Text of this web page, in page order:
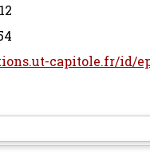
capitole.fr/id/